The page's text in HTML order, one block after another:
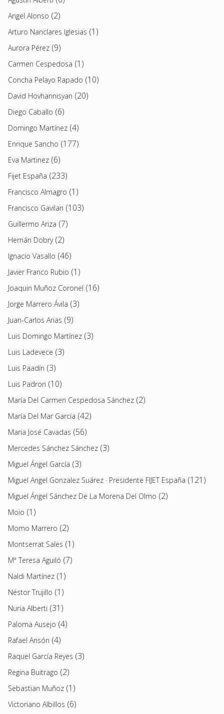
Angel Alonso (2)
Arturo Nanclares Iglesias (1)
Aurora Pérez (9)
Carmen Cespedosa (1)
Concha Pelayo Rapado (10)
David Hovhannisyan (20)
Diego Caballo (6)
Domingo Martínez (4)
Enrique Sancho (177)
Eva Martinez (6)
Fijet España (233)
Francisco Almagro (1)
Francisco Gavilan (103)
Guillermo Ariza (7)
Hernán Dobry(2)
Ignacio Vasallo (46)
Javier Franco Rubio (1)
Joaquin Muñoz Coronel (16)
Jorge Marrero Ávila (3)
Juan-Carlos Arias (9)
Luis Domingo Martínez (3)
Luis Ladevece (3)
Luis Paadín (3)
Luis Padron (10)
María Del Carmen Cespedosa Sánchez (2)
María Del Mar García (42)
Maria José Cavadas (56)
Mercedes Sánchez Sánchez (3)
Miguel Ángel García (3)
Miguel Angel Gonzalez Suárez · Presidente FIJET España (121)
Miguel Ángel Sánchez De La Morena Del Olmo (2)
Moio (1)
Momo Marrero (2)
Montserrat Sales (1)
Mª Teresa Aguiló (7)
Naldi Martínez (1)
Néstor Trujillo (1)
Nuria Alberti (31)
Paloma Ausejo (4)
Rafael Ansón (4)
Raquel García Reyes (3)
Regina Buitrago (2)
Sebastian Muñoz (1)
Victoriano Albillos (6)